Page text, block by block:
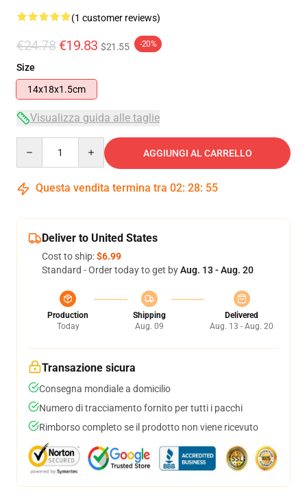
(1 customer reviews)
€24.78 €19.83 $21.55 -20%
Size
14x18x1.5cm
Visualizza guida alle taglie
AGGIUNGI AL CARRELLO
Questa vendita termina tra 02: 28: 54
Deliver to United States
Cost to ship:$6.99
Standard - Order today to get byAug. 13 - Aug. 20
Production
Today
Shipping
Aug. 09
Delivered
Aug. 13 - Aug. 20
Transazione sicura
Consegna mondiale a domicilio
Numero di tracciamento fornito per tutti i pacchi
Rimborso completo se il prodotto non viene ricevuto